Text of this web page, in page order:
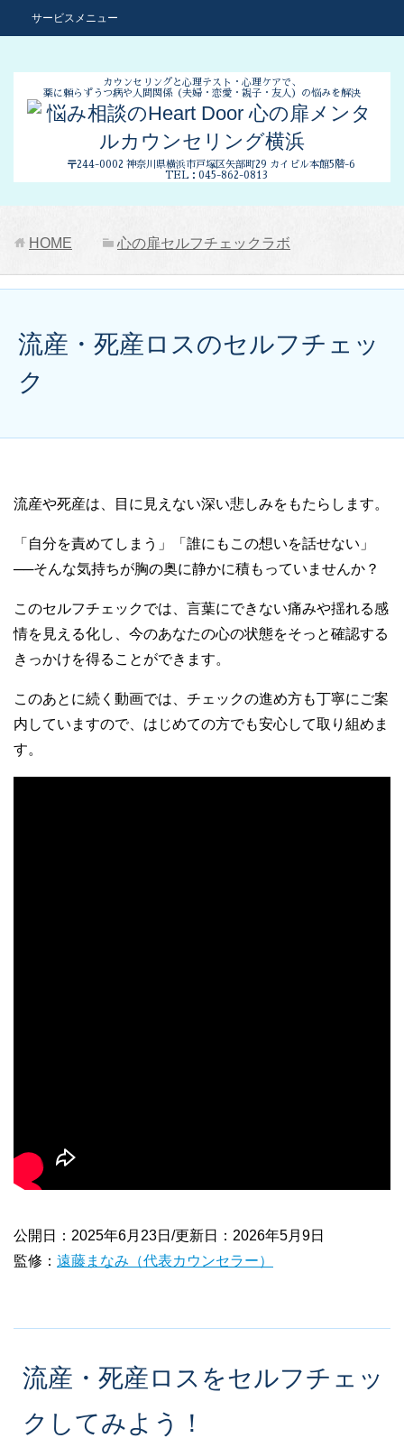
カウンセリングと心理テスト・心理ケアで、
薬に頼らずうつ病や人間関係（夫婦・恋愛・親子・友人）の悩みを解決
〒244-0002 神奈川県横浜市戸塚区矢部町29 カイビル本館5階-6
TEL：045-862-0813
サービスメニュー
HOME 心の扉セルフチェックラボ
流産・死産ロスのセルフチェッ
ク
流産や死産は、目に見えない深い悲しみをもたらします。
「自分を責めてしまう」「誰にもこの想いを話せない」
──そんな気持ちが胸の奥に静かに積もっていませんか？
このセルフチェックでは、言葉にできない痛みや揺れる感
情を見える化し、今のあなたの心の状態をそっと確認する
きっかけを得ることができます。
このあとに続く動画では、チェックの進め方も丁寧にご案
内していますので、はじめての方でも安心して取り組めま
す。
公開日：2025年6月23日/更新日：2026年5月9日
監修： 遠藤まなみ（代表カウンセラー）
流産・死産ロスをセルフチェッ
クしてみよう！